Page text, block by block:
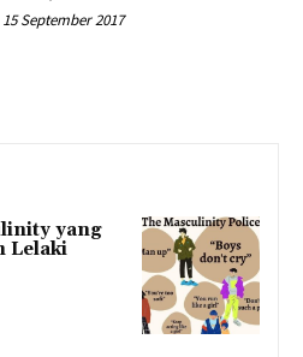
September 2017
yang
Lelaki